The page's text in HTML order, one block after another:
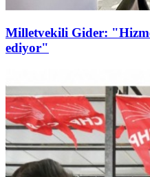
Milletvekili Gider:
ediyor"